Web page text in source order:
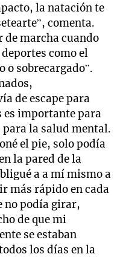
la natación te
comenta.
de marcha cuando
como el
o sobrecargado”.
de escape para
importante para
la salud mental.
el pie, solo podía
la pared de la
a a mí mismo a
más rápido en cada
no podía girar,
de que mi
se estaban
los días en la